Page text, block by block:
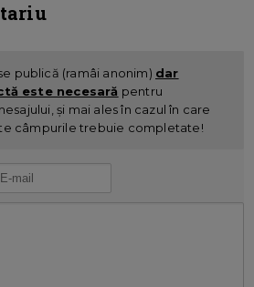
publică (ramâi anonim) dar
este necesară pentru
și mai ales în cazul în care
câmpurile trebuie completate!